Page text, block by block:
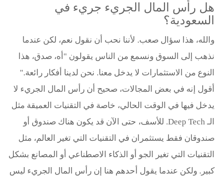
هل رأس المال الجريء جريء في
السعودية؟
والله، هذا سؤال صعب. لأننا نحب أن نقول نعم، لكن عندما
نذهب إلى السوق ونسمع من الناس يقولون "أه، صدق، هذا
النوع من الاستثمارات لا يدخل معنا. نحن لدينا أفكار رائعة."
أقول إنه في بعض المجالات، صحيح أن رأس المال الجريء لا
يدخل فيها في الوقت الحالي، خاصة في التقنيات العميقة مثل
الـ Deep Tech. للأسف، حتى الآن قد يكون هناك صندوق أو
صندوقان فقط يستثمران في التقنيات التي تغير العالم، مثل
التقنيات التي تغير الجو أو الذكاء الاصطناعي أو المصانع بشكل
كبير. ولكن عندما يقول أحدهم هنا إن رأس المال الجريء ليس